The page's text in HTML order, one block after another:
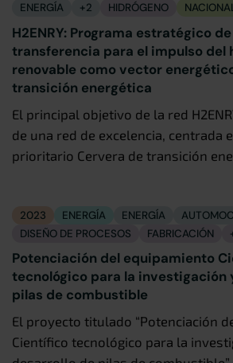
ENERGÍA
+2 HIDRÓGENO
H2ENRY: Programa estratégico
transferencia para el impulso del
renovable como vector
transición energética
El principal objetivo de la red
de una red de excelencia, centrada
prioritario Cervera de transición
2023 ENERGÍA ENERGÍA
DISEÑO DE PROCESOS
FABRICACIÓN
Potenciación del equipamiento
tecnológico para la investigación
pilas de combustible
El proyecto titulado “Potenciación
Científico tecnológico para la